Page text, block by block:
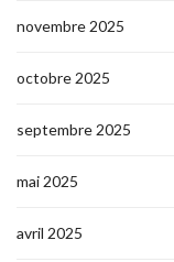
novembre 2025
octobre 2025
septembre 2025
mai 2025
avril 2025